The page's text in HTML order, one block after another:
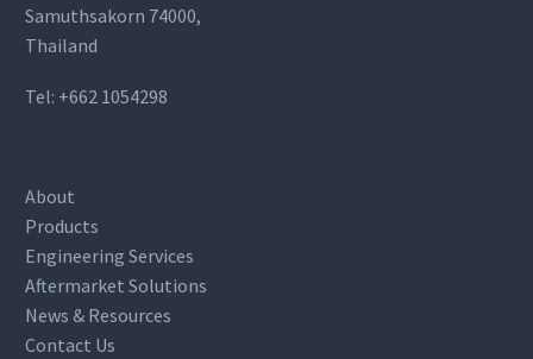
Samuthsakorn 74000,
Thailand
Tel: +662 1054298
About
Products
Engineering Services
Aftermarket Solutions
News & Resources
Contact Us